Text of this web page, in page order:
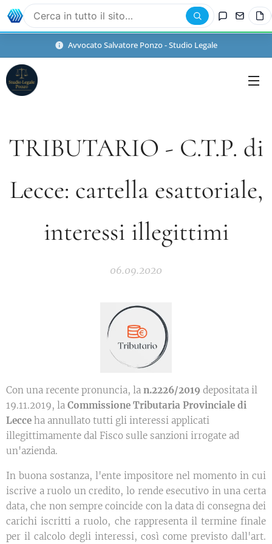
Avvocato Salvatore Ponzo - Studio Legale
TRIBUTARIO - C.T.P. di
Lecce: cartella esattoriale,
interessi illegittimi
06.09.2020
Con una recente pronuncia, la n.2226/2019 depositata il
19.11.2019, la Commissione Tributaria Provinciale di
Lecce ha annullato tutti gli interessi applicati
illegittimamente dal Fisco sulle sanzioni irrogate ad
un'azienda.
In buona sostanza, l'ente impositore nel momento in cui
iscrive a ruolo un credito, lo rende esecutivo in una certa
data, che non sempre coincide con la data di consegna dei
carichi iscritti a ruolo, che rappresenta il termine finale
per il calcolo degli interessi, così come previsto dall'art.